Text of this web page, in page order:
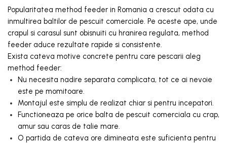
Popularitatea method feeder in Romania a crescut odata cu
inmultirea baltilor de pescuit comerciale. Pe aceste ape, unde
crapul si carasul sunt obisnuiti cu hranirea regulata, method
feeder aduce rezultate rapide si consistente.
Exista cateva motive concrete pentru care pescarii aleg
method feeder:
Nu necesita nadire separata complicata, tot ce ai nevoie
este pe momitoare.
Montajul este simplu de realizat chiar si pentru incepatori.
Functioneaza pe orice balta de pescuit comerciala cu crap,
amur sau caras de talie mare.
O partida de cateva ore dimineata este suficienta pentru